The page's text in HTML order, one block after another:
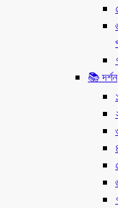
📚 দর্শন